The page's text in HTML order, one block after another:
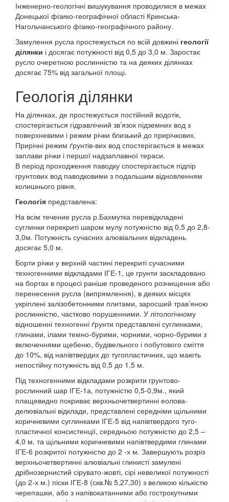
Інженерно-геологічні вишукування проводилися в межах
Донецької фізико-географічної області Кринська-
Нагольчанського фізико-географічного району.
Замулення русла простежується по всій довжині геології
ділянки і досягає потужності від 0,5 до 3,0 м. Заростає
русло очеретною рослинністю та на деяких ділянках
досягає 75% від загальної площі.
Геологія ділянки
На ділянках, де простежується постійний водотік,
спостерігається гідравлічний зв’язок підземних вод з
поверхневими і режим річки близький до прирічкових.
Прирічні режим ґрунтів-вих вод спостерігається в межах
заплави річки і першої надзаплавної тераси.
В період проходження паводку спостерігається підпір
грунтових вод паводковими з подальшим відновленням
колишнього рівня.
Геологія представлена:
На всім течение русла р.Бахмутка перевідкладені
суглинки перекриті шаром мулу потужністю від 0,5 до 2,8-
3,0м. Потужність сучасних алювіальних відкладень
досягає 5,0 м.
Борти річки у верхній частині перекриті сучасними
техногенними відкладами ІГЕ-1, це грунти заскладовано
на бортах в процесі раніше проведеного розчищення або
перенесення русла (випрямлення), в деяких місцях
укріплені залізобетонними плитами, заросший трав’яною
рослинністю, частково порушенними. У літологічному
відношенні техногенні ґрунти представлені суглинками,
глинами, ілами темно-бурими, чорними, чорно-бурими з
включеннями щебеню, будівельного і побутового сміття
до 10%, від напівтвердих до тугопластичних, що мають
непостійну потужність від 0,5 до 1,5 м.
Під техногенними відкладами розкрити грунтово-
рослинний шар ІГЕ-1а, потужністю 0,5-0,9м., який
плащевидно покриває верхньочетвертинні еолова-
делювіальні відклади, представлені середніми щільними
коричневими суглинками ІГЕ-5 від напівтвердого туго-
пластичної консистенції, середньою потужністю до 2,5 –
4,0 м. та щільними коричневими напівтвердими глинами
ІГЕ-6 розкритої потужністю до 2 -х м. Завершують розріз
верхньочетвертинні алювіальні глинисті замулені
дрібнозернистий сірувато-жовті, сірі невеликої потужності
(до 2-х м.) піски ІГЕ-8 (скв.№ 5,27,30) з великою кількістю
черепашки, або з напівокатанними або гострокутними